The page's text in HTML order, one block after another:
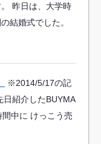
昨日は、大学時
結婚式でした。
※2014/5/17の記
日紹介したBUYMA
中に けっこう売